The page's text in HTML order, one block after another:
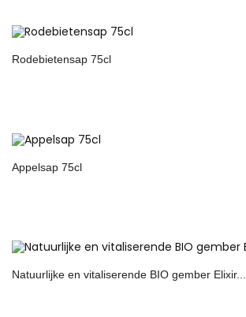
Rodebietensap 75cl
Appelsap 75cl
Natuurlijke en vitaliserende BIO gember Elixir...